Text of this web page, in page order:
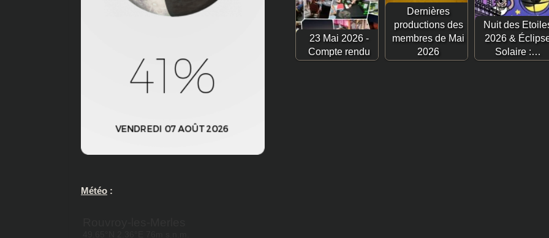
23 Mai 2026 -
Compte rendu
Dernières
productions des
membres de Mai
2026
Nuit des
2026 &
Solaire :…
Météo :